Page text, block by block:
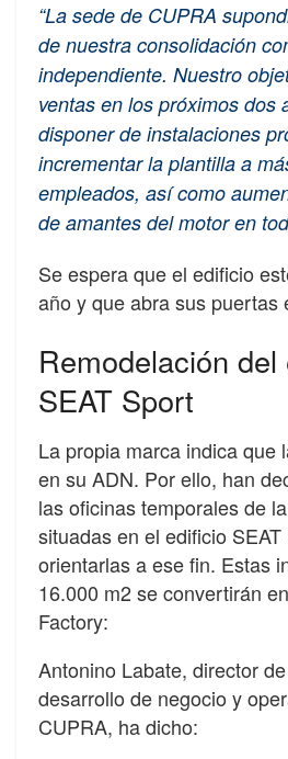
“La sede de CUPRA
de nuestra consolidación
independiente. Nuestro
ventas en los próximos dos
disponer de instalaciones
incrementar la plantilla a
empleados, así como
de amantes del motor en
Se espera que el edificio
año y que abra sus puertas
Remodelación del
SEAT Sport
La propia marca indica que
en su ADN. Por ello, han
las oficinas temporales de
situadas en el edificio
orientarlas a ese fin. Estas
16.000 m2 se convertirán
Factory:
Antonino Labate, director
desarrollo de negocio y
CUPRA, ha dicho: